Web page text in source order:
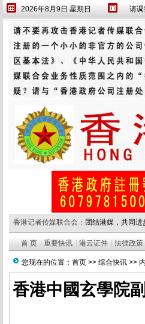
2026年8月9日 星期日 请调
香港记者传媒联合会： 团结港媒，共同
首 页 重要快讯 港云证件 法律政策
您现在的位置： 首页 >> 综合快讯 >>
香港中國玄學院